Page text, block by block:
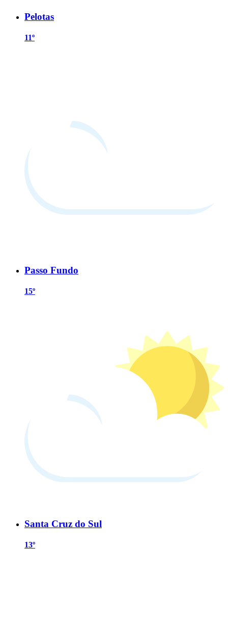
Pelotas
11º
Passo Fundo
15º
Santa Cruz do Sul
13º